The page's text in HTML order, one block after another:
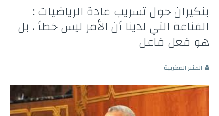
بنكيران حول تسريب مادة الرياضيات :
القناعة التي لدينا أن الأمر ليس خطأ ، بل
هو فعل فاعل
المنبر المغربية